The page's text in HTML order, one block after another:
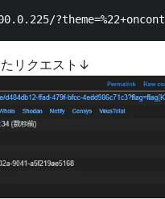
リクエスト↓